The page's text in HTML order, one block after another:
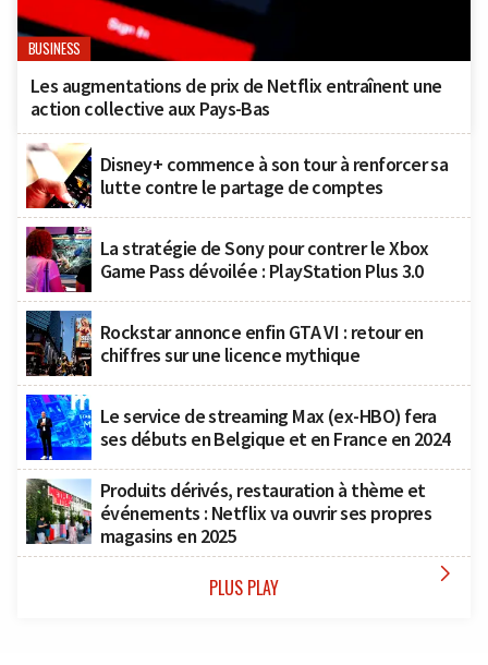
BUSINESS
Les augmentations de prix de Netflix entraînent une
action collective aux Pays-Bas
Disney+ commence à son tour à renforcer sa
lutte contre le partage de comptes
La stratégie de Sony pour contrer le Xbox
Game Pass dévoilée : PlayStation Plus 3.0
Rockstar annonce enfin GTA VI : retour en
chiffres sur une licence mythique
Le service de streaming Max (ex-HBO) fera
ses débuts en Belgique et en France en 2024
Produits dérivés, restauration à thème et
événements : Netflix va ouvrir ses propres
magasins en 2025
PLUS PLAY 